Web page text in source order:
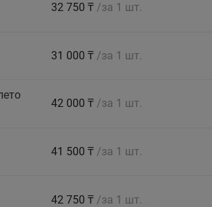
32 750 ₸ /за 1 шт.
31 000 ₸ /за 1 шт.
42 000 ₸ /за 1 шт.
41 500 ₸ /за 1 шт.
42 750 ₸ /за 1 шт.